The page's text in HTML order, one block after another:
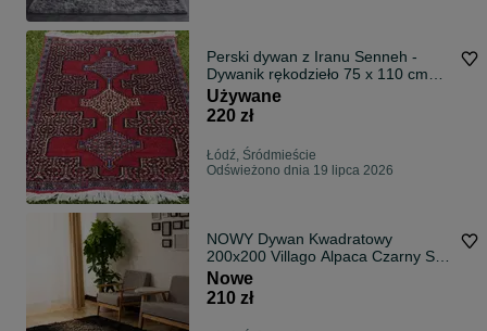
Perski dywan z Iranu Senneh -
Dywanik rękodzieło 75 x 110 cm
Wełniany
Używane
220 zł
Łódź, Śródmieście
Odświeżono dnia 19 lipca 2026
NOWY Dywan Kwadratowy
200x200 Villago Alpaca Czarny Soft
Futrzany Puszysty Do Salonu
Sypialni Pokoju Dziecka Gruby
Welurowy Króliczek Shaggy Black
Nowe
210 zł